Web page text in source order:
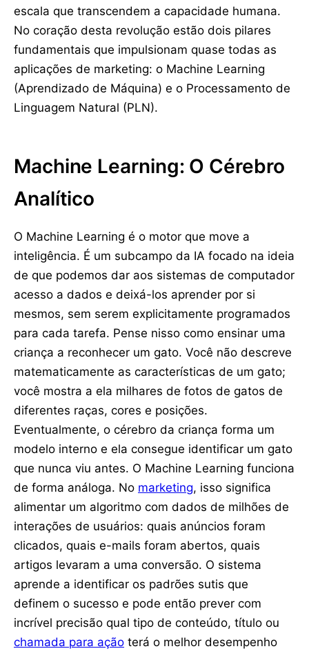
escala que transcendem a capacidade humana.
No coração desta revolução estão dois pilares
fundamentais que impulsionam quase todas as
aplicações de marketing: o Machine Learning
(Aprendizado de Máquina) e o Processamento de
Linguagem Natural (PLN).
Machine Learning: O Cérebro
Analítico
O Machine Learning é o motor que move a
inteligência. É um subcampo da IA focado na ideia
de que podemos dar aos sistemas de computador
acesso a dados e deixá-los aprender por si
mesmos, sem serem explicitamente programados
para cada tarefa. Pense nisso como ensinar uma
criança a reconhecer um gato. Você não descreve
matematicamente as características de um gato;
você mostra a ela milhares de fotos de gatos de
diferentes raças, cores e posições.
Eventualmente, o cérebro da criança forma um
modelo interno e ela consegue identificar um gato
que nunca viu antes. O Machine Learning funciona
de forma análoga. No marketing, isso significa
alimentar um algoritmo com dados de milhões de
interações de usuários: quais anúncios foram
clicados, quais e-mails foram abertos, quais
artigos levaram a uma conversão. O sistema
aprende a identificar os padrões sutis que
definem o sucesso e pode então prever com
incrível precisão qual tipo de conteúdo, título ou
chamada para ação terá o melhor desempenho